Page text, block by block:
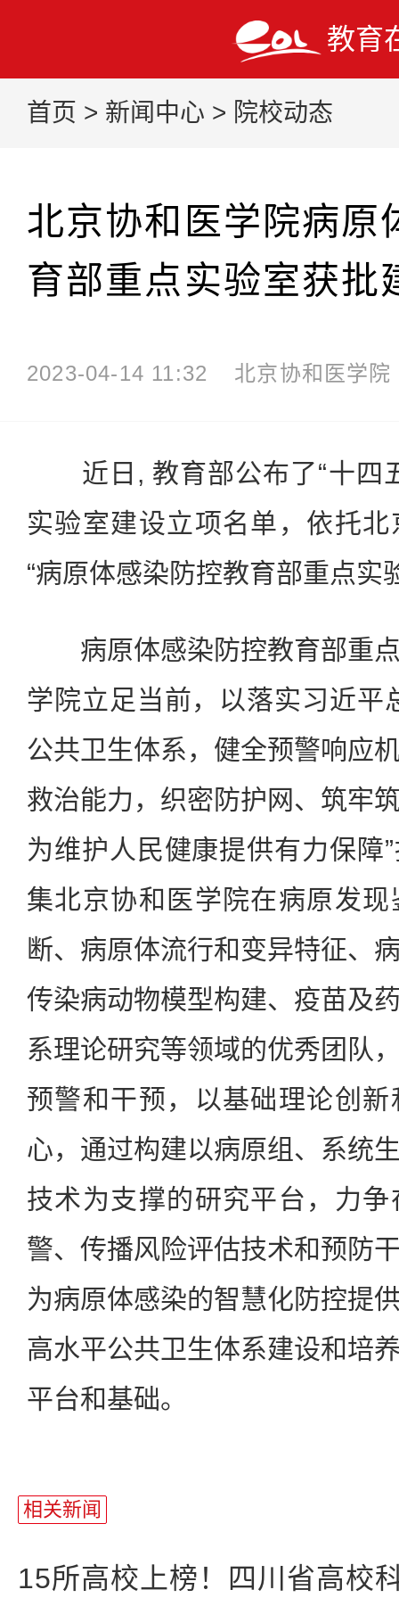
教育
首页 > 新闻中心 > 院校动态
北京协和医学院病原
育部重点实验室获批
2023-04-14 11:32 北京协和医学院
近日, 教育部公布了“十四
实验室建设立项名单，依托
“病原体感染防控教育部重点实
病原体感染防控教育部重点
学院立足当前，以落实习近平
公共卫生体系，健全预警响应
救治能力，织密防护网、筑牢
为维护人民健康提供有力保障
集北京协和医学院在病原发
断、病原体流行和变异特征、
传染病动物模型构建、疫苗及
系理论研究等领域的优秀团队
预警和干预，以基础理论创
心，通过构建以病原组、系统
技术为支撑的研究平台，力
警、传播风险评估技术和预防
为病原体感染的智慧化防控提
高水平公共卫生体系建设和培
平台和基础。
相关新闻
15所高校上榜！四川省高校